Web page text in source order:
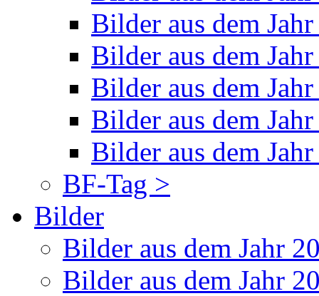
Bilder aus dem
Bilder aus dem
Bilder aus dem
Bilder aus dem
Bilder aus dem
BF-Tag >
Bilder
Bilder aus dem Jahr
Bilder aus dem Jahr